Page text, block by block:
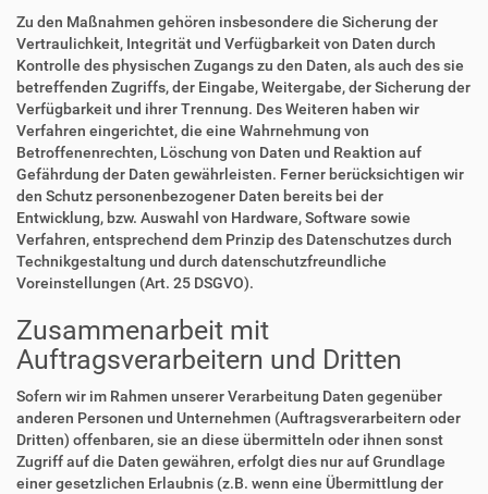
Zu den Maßnahmen gehören insbesondere die Sicherung der
Vertraulichkeit, Integrität und Verfügbarkeit von Daten durch
Kontrolle des physischen Zugangs zu den Daten, als auch des sie
betreffenden Zugriffs, der Eingabe, Weitergabe, der Sicherung der
Verfügbarkeit und ihrer Trennung. Des Weiteren haben wir
Verfahren eingerichtet, die eine Wahrnehmung von
Betroffenenrechten, Löschung von Daten und Reaktion auf
Gefährdung der Daten gewährleisten. Ferner berücksichtigen wir
den Schutz personenbezogener Daten bereits bei der
Entwicklung, bzw. Auswahl von Hardware, Software sowie
Verfahren, entsprechend dem Prinzip des Datenschutzes durch
Technikgestaltung und durch datenschutzfreundliche
Voreinstellungen (Art. 25 DSGVO).
Zusammenarbeit mit
Auftragsverarbeitern und Dritten
Sofern wir im Rahmen unserer Verarbeitung Daten gegenüber
anderen Personen und Unternehmen (Auftragsverarbeitern oder
Dritten) offenbaren, sie an diese übermitteln oder ihnen sonst
Zugriff auf die Daten gewähren, erfolgt dies nur auf Grundlage
einer gesetzlichen Erlaubnis (z.B. wenn eine Übermittlung der